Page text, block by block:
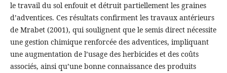
le travail du sol enfouit et détruit partiellement les graines
d’adventices. Ces résultats confirment les travaux antérieurs
de Mrabet (2001), qui soulignent que le semis direct nécessite
une gestion chimique renforcée des adventices, impliquant
une augmentation de l’usage des herbicides et des coûts
associés, ainsi qu’une bonne connaissance des produits